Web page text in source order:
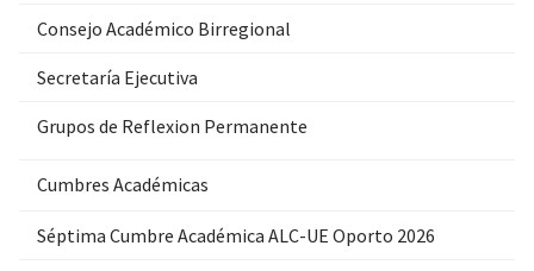
Consejo Académico Birregional
Secretaría Ejecutiva
Grupos de Reflexion Permanente
Cumbres Académicas
Séptima Cumbre Académica ALC-UE Oporto 2026